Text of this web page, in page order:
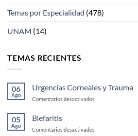
Temas por Especialidad (478)
UNAM (14)
TEMAS RECIENTES
06
Ago
Urgencias Corneales y Trauma
Comentarios desactivados
Trauma
05
Ago
Blefaritis
Comentarios desactivados